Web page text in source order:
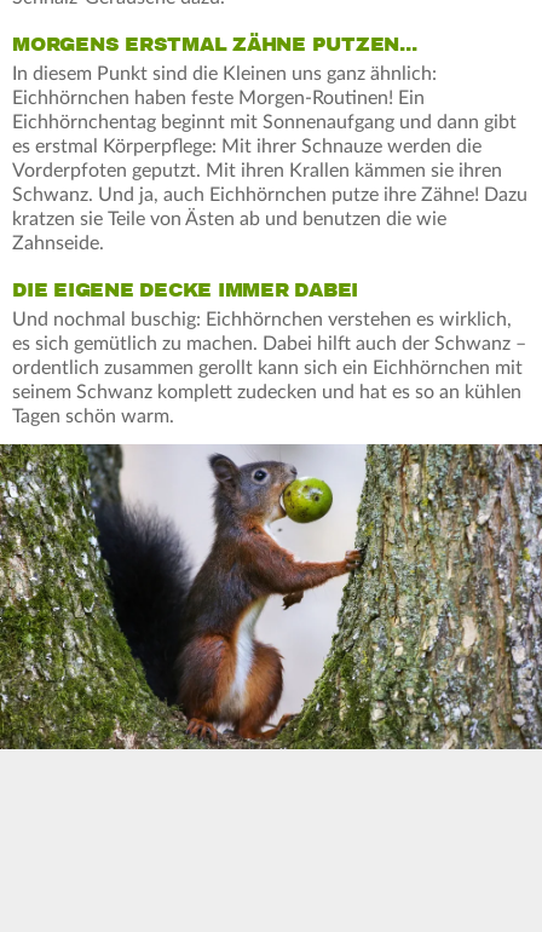
MORGENS ERSTMAL ZÄHNE PUTZEN...
In diesem Punkt sind die Kleinen uns ganz ähnlich:
Eichhörnchen haben feste Morgen-Routinen! Ein
Eichhörnchentag beginnt mit Sonnenaufgang und dann gibt
es erstmal Körperpflege: Mit ihrer Schnauze werden die
Vorderpfoten geputzt. Mit ihren Krallen kämmen sie ihren
Schwanz. Und ja, auch Eichhörnchen putze ihre Zähne! Dazu
kratzen sie Teile von Ästen ab und benutzen die wie
Zahnseide.
DIE EIGENE DECKE IMMER DABEI
Und nochmal buschig: Eichhörnchen verstehen es wirklich,
es sich gemütlich zu machen. Dabei hilft auch der Schwanz –
ordentlich zusammen gerollt kann sich ein Eichhörnchen mit
seinem Schwanz komplett zudecken und hat es so an kühlen
Tagen schön warm.